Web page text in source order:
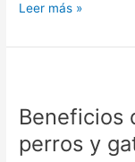
Leer más »
Beneficios
perros y
la
para